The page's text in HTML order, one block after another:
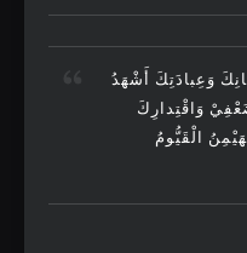
وَعِبادَتِكَ أَشْهَدُ
وَاقْتِدارِكَ
الْقَيُّومُ